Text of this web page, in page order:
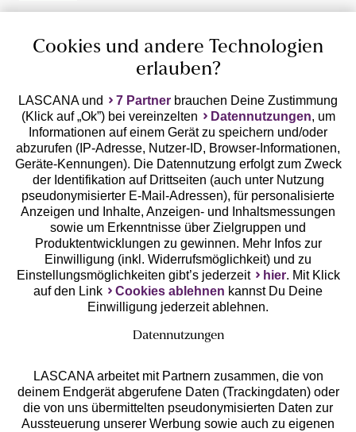
Geprüfte Sicherheit
Unsere Apps
Services
Cookies und andere Technologien
erlauben?
LASCANA und 7 Partner brauchen Deine Zustimmung
(Klick auf „Ok”) bei vereinzelten
Datennutzungen, um
Informationen auf einem Gerät zu speichern und/oder
abzurufen (IP-Adresse, Nutzer-ID, Browser-Informationen,
Geräte-Kennungen). Die Datennutzung erfolgt zum Zweck
der Identifikation auf Drittseiten (auch unter Nutzung
pseudonymisierter E-Mail-Adressen), für personalisierte
Anzeigen und Inhalte, Anzeigen- und Inhaltsmessungen
sowie um Erkenntnisse über Zielgruppen und
Produktentwicklungen zu gewinnen. Mehr Infos zur
Einwilligung (inkl. Widerrufsmöglichkeit) und zu
Einstellungsmöglichkeiten gibt’s jederzeit
hier. Mit Klick
auf den Link
Cookies ablehnen kannst Du Deine
Einwilligung jederzeit ablehnen.
Datennutzungen
LASCANA arbeitet mit Partnern zusammen, die von
deinem Endgerät abgerufene Daten (Trackingdaten) oder
die von uns übermittelten pseudonymisierten Daten zur
Aussteuerung unserer Werbung sowie auch zu eigenen